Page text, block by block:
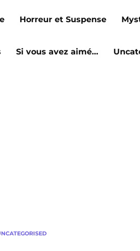
Horreur et Suspense
Si vous avez aimé…